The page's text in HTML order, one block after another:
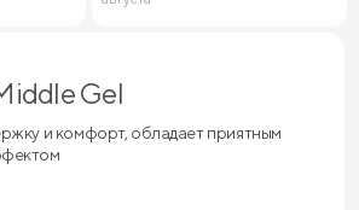
Gel
и комфорт, обладает приятным